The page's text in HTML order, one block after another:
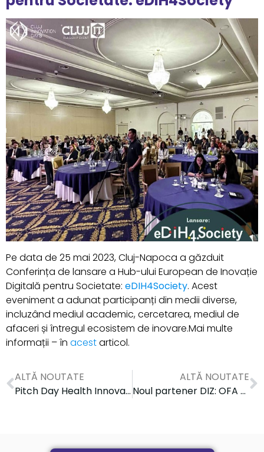
Pe data de 25 mai 2023, Cluj-Napoca a găzduit
Conferința de lansare a Hub-ului European de Inovație
Digitală pentru Societate: eDIH4Society. Acest
eveniment a adunat participanți din medii diverse,
incluzând mediul academic, cercetarea, mediul de
afaceri și întregul ecosistem de inovare.Mai multe
informații – în acestarticol.
ALTĂ NOUTATE
Pitch Day Health Innovation Zone
ALTĂ NOUTATE
Noul partener DIZ: OFA UGIR